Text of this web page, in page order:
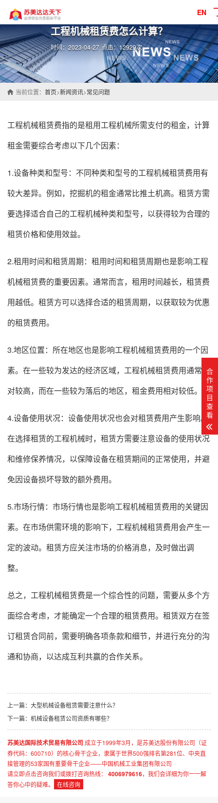
EN
工程机械租赁费怎么计算？
时间：2023-04-27 点击：12929次
当前位置： 首页>新闻资讯>常见问题
工程机械租赁费指的是租用工程机械所需支付的租金，计算
租金需要综合考虑以下几个因素：
1.设备种类和型号：不同种类和型号的工程机械租赁费用有
较大差异。例如，挖掘机的租金通常比推土机高。租赁方需
要选择适合自己的工程机械种类和型号，以获得较为合理的
租赁价格和使用效益。
2.租用时间和租赁周期：租用时间和租赁周期也是影响工程
机械租赁费的重要因素。通常而言，租用时间越长，租赁费
用越低。租赁方可以选择合适的租赁周期，以获取较为优惠
的租赁费用。
3.地区位置：所在地区也是影响工程机械租赁费用的一个因
素。在一些较为发达的经济区域，工程机械租赁费用通常相
对较高，而在一些较为落后的地区，租金费用相对较低。
4.设备使用状况：设备使用状况也会对租赁费用产生影响。
在选择租赁的工程机械时，租赁方需要注意设备的使用状况
和维修保养情况，以保障设备在租赁期间的正常使用，并避
免因设备损坏导致的额外费用。
5.市场行情：市场行情也是影响工程机械租赁费用的关键因
素。在市场供需环境的影响下，工程机械租赁费用会产生一
定的波动。租赁方应关注市场的价格消息，及时做出调
整。
总之，工程机械租赁费是一个综合性的问题，需要从多个方
面综合考虑，才能确定一个合理的租赁费用。租赁双方在签
订租赁合同前，需要明确各项条款和细节，并进行充分的沟
通和协商，以达成互利共赢的合作关系。
上一篇： 大型机械设备租赁需要注意什么？
下一篇： 机械设备租赁公司资质有哪些？
苏美达国际技术贸易有限公司 成立于1999年3月，是苏美达股份有限公司（证
券代码：600710）的核心骨干企业，隶属于世界500强排名第281位、中央直
接管理的53家国有重要骨干企业——中国机械工业集团有限公司
请立即点击咨询我们或拨打咨询热线：
4006979616，我们会详细为你一一解
答你心中的疑难。
在线咨询
合
作
项
目
查
看